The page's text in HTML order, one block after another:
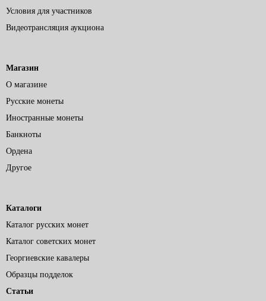
Условия для участников
Видеотрансляция аукциона
Магазин
О магазине
Русские монеты
Иностранные монеты
Банкноты
Ордена
Другое
Каталоги
Каталог русских монет
Каталог советских монет
Георгиевские кавалеры
Образцы подделок
Статьи